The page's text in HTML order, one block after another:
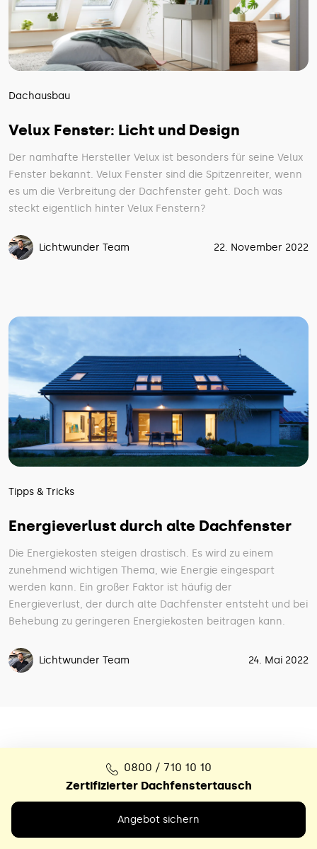
Dachausbau
Velux Fenster: Licht und Design
Der namhafte Hersteller Velux ist besonders für seine Velux
Fenster bekannt. Velux Fenster sind die Spitzenreiter, wenn
es um die Verbreitung der Dachfenster geht. Doch was
steckt eigentlich hinter Velux Fenstern?
Lichtwunder Team 22. November 2022
Tipps & Tricks
Energieverlust durch alte Dachfenster
Die Energiekosten steigen drastisch. Es wird zu einem
zunehmend wichtigen Thema, wie Energie eingespart
werden kann. Ein großer Faktor ist häufig der
Energieverlust, der durch alte Dachfenster entsteht und bei
Behebung zu geringeren Energiekosten beitragen kann.
Lichtwunder Team 24. Mai 2022
0800 / 710 10 10
Zertifizierter Dachfenstertausch
Angebot sichern